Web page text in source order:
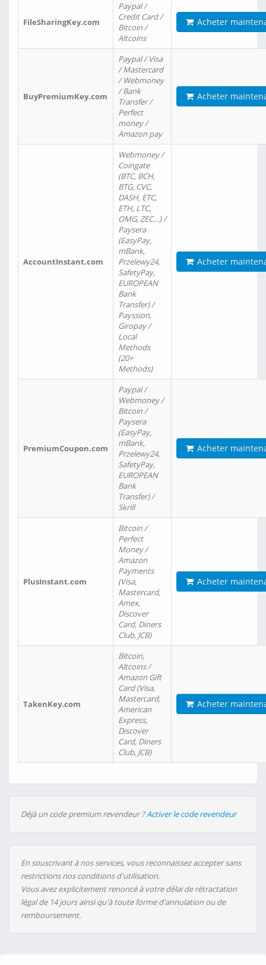
FileSharingKey.com
Paypal /
Credit Card /
Bitcoin /
Altcoins
Acheter
BuyPremiumKey.com
Paypal / Visa
/ Mastercard
/ Webmoney
/ Bank
Transfer /
Perfect
money /
Amazon pay
Acheter
AccountInstant.com
Webmoney /
Coingate
(BTC, BCH,
BTG, CVC,
DASH, ETC,
ETH, LTC,
OMG, ZEC…) /
Paysera
(EasyPay,
mBank,
Przelewy24,
SafetyPay,
EUROPEAN
Bank
Transfer) /
Payssion,
Giropay /
Local
Methods
(20+
Methods)
Acheter
PremiumCoupon.com
Paypal /
Webmoney /
Bitcoin /
Paysera
(EasyPay,
mBank,
Przelewy24,
SafetyPay,
EUROPEAN
Bank
Transfer) /
Skrill
Acheter
PlusInstant.com
Bitcoin /
Perfect
Money /
Amazon
Payments
(Visa,
Mastercard,
Amex,
Discover
Card, Diners
Club, JCB)
Acheter
TakenKey.com
Bitcoin,
Altcoins /
Amazon Gift
Card (Visa,
Mastercard,
American
Express,
Discover
Card, Diners
Club, JCB)
Acheter
Déjà un code premium revendeur ?Activer le code revendeur
En souscrivant à nos services, vous reconnaissez accepter sans
restrictions nos conditions d'utilisation.
Vous avez explicitement renoncé à votre délai de rétractation
légal de 14 jours ainsi qu'à toute forme d'annulation ou de
remboursement.